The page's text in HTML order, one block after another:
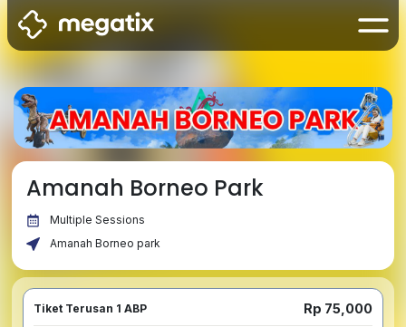
Amanah Borneo Park
Multiple Sessions
Amanah Borneo park
Tiket Terusan 1 ABP Rp 75,000